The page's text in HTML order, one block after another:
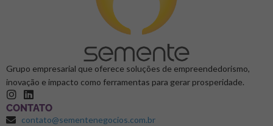
Grupo empresarial que oferece soluções de empreendedorismo,
inovação e impacto como ferramentas para gerar prosperidade.
CONTATO
contato@sementenegocios.com.br